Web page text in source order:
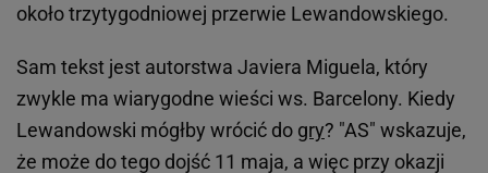
około trzytygodniowej przerwie Lewandowskiego.
Sam tekst jest autorstwa Javiera Miguela, który
zwykle ma wiarygodne wieści ws. Barcelony. Kiedy
Lewandowski mógłby wrócić do gry? "AS" wskazuje,
że może do tego dojść 11 maja, a więc przy okazji